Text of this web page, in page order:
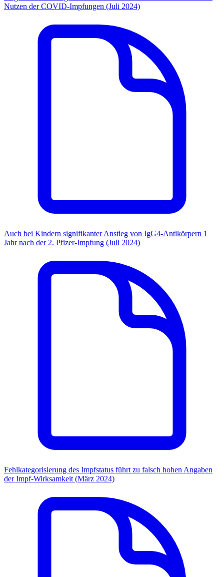
Nutzen der COVID-Impfungen (Juli 2024)
Auch bei Kindern signifikanter Anstieg von IgG4-Antikörpern 1
Jahr nach der 2. Pfizer-Impfung (Juli 2024)
Fehlkategorisierung des Impfstatus führt zu falsch hohen Angaben
der Impf-Wirksamkeit (März 2024)